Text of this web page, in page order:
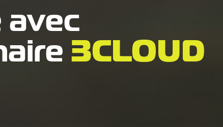
avec
3CLOUD